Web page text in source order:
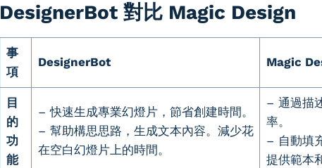
DesignerBot 對比 Magic Design
事
項
DesignerBot Magic
目
的
功
能
– 快速生成專業幻燈片，節省創建時間。
– 幫助構思思路，生成文本內容。減少花
在空白幻燈片上的時間。
– 通過描
率。
– 自動填
提供範本